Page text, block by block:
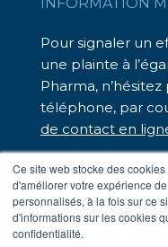
Ce site web stocke des
d'améliorer votre expérience
personnalisés, à la fois sur ce
d'informations sur les cookies
confidentialité.
Pour signaler un
une plainte à
Pharma,
téléphone, par
de contact en
Nous sommes là
– Téléphone sans
– Par courriel :